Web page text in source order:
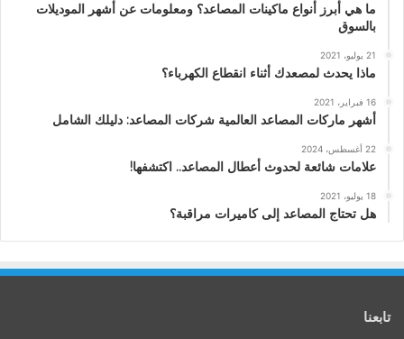
ما هي أبرز أنواع ماكينات المصاعد؟ ومعلومات عن أشهر الموديلات
بالسوق
21 يوليو، 2021
ماذا يحدث لمصعدك أثناء انقطاع الكهرباء؟
16 فبراير، 2021
أشهر ماركات المصاعد العالمية شركات المصاعد: دليلك الشامل
22 أغسطس، 2024
علامات شائعة لحدوث أعطال المصاعد.. اكتشفها!
18 يوليو، 2021
هل تحتاج المصاعد إلى كاميرات مراقبة؟
تابعنا